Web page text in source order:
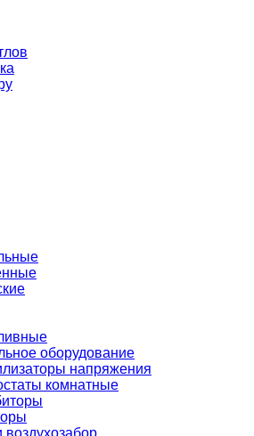
оборудование
напряжения
комнатные